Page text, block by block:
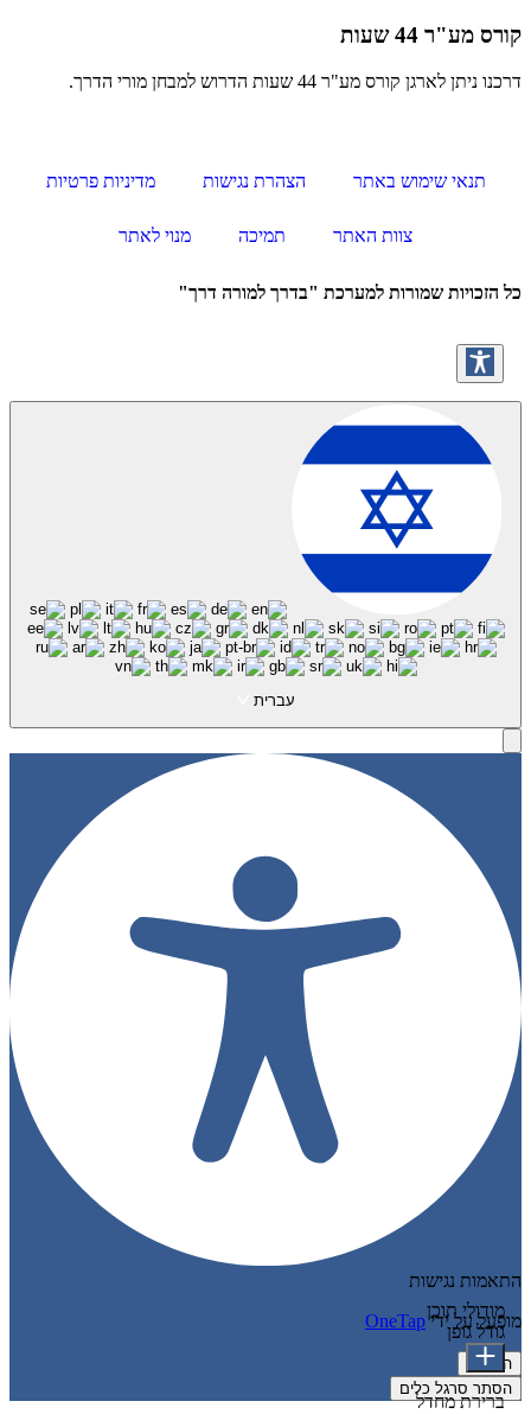
קורס מע"ר 44 שעות
דרכנו ניתן לארגן קורס מע"ר 44 שעות הדרוש למבחן מורי הדרך.
תנאי שימוש באתר הצהרת נגישות מדיניות פרטיות
צוות האתר תמיכה מנוי לאתר
כל הזכויות שמורות למערכת "בדרך למורה דרך"
עברית
התאמות נגישות
מופעל על ידי OneTap
הצהרה
הסתר סרגל כלים
מודולי תוכן
גודל גופן
ברירת מחדל